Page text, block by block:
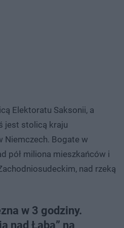
Elektoratu Saksonii, a
jest stolicą kraju
Niemczech. Bogate w
pół miliona mieszkańców i
nad rzeką
w 3 godziny.
nad Łabą” na